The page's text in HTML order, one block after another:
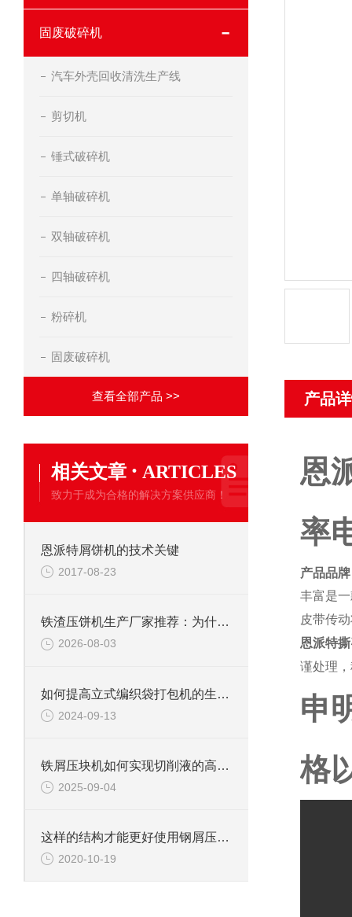
固废破碎机
汽车外壳回收清洗生产线
剪切机
锤式破碎机
单轴破碎机
双轴破碎机
四轴破碎机
粉碎机
固废破碎机
查看全部产品 >>
相关文章 · ARTICLES
致力于成为合格的解决方案供应商！
恩派特屑饼机的技术关键
2017-08-23
铁渣压饼机生产厂家推荐：为什么恩派特成为众多企业的优选？
2026-08-03
如何提高立式编织袋打包机的生产效率？
2024-09-13
铁屑压块机如何实现切削液的高效回收？
2025-09-04
这样的结构才能更好使用钢屑压饼机
2020-10-19
产品
恩
率
产品品
丰富是
皮带传
恩派特
谨处理
申
格